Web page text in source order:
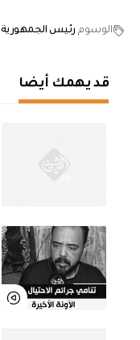
الوسوم رئيس الجمهورية
قد يهمك أيضا